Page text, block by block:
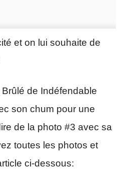
et on lui souhaite de
de Indéfendable
son chum pour une
de la photo #3 avec sa
toutes les photos et
ci-dessous: